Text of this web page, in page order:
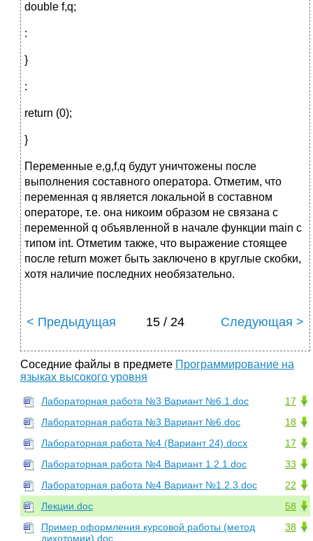
double f,q;
:
}
:
return (0);
}
Переменные e,g,f,q будут уничтожены после
выполнения составного оператора. Отметим, что
переменная q является локальной в составном
операторе, т.е. она никоим образом не связана с
переменной q объявленной в начале функции main с
типом int. Отметим также, что выражение стоящее
после return может быть заключено в круглые скобки,
хотя наличие последних необязательно.
< Предыдущая 15 / 24 Следующая >
Соседние файлы в предмете Программирование на
языках высокого уровня
17
Лабораторная работа №3 Вариант №6.1.doc
18
Лабораторная работа №3 Вариант №6.doc
17
Лабораторная работа №4 (Вариант 24).docx
33
Лабораторная работа №4 Вариант 1.2.1.doc
22
Лабораторная работа №4 Вариант №1.2.3.doc
58
Лекции.doc
38
Пример оформления курсовой работы (метод
дихотомии).doc